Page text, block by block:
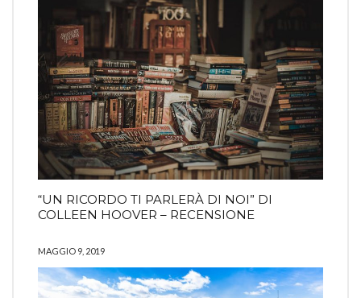
“UN RICORDO TI PARLERÀ DI NOI” DI
COLLEEN HOOVER – RECENSIONE
MAGGIO 9, 2019